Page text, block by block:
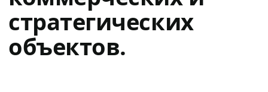
стратегических
объектов.